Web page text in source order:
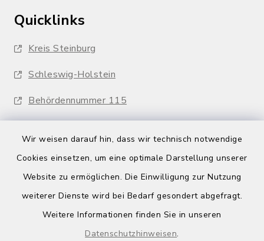
Wir weisen darauf hin, dass wir technisch notwendige
Cookies einsetzen, um eine optimale Darstellung unserer
Website zu ermöglichen. Die Einwilligung zur Nutzung
weiterer Dienste wird bei Bedarf gesondert abgefragt.
Weitere Informationen finden Sie in unseren
Datenschutzhinweisen.
Quicklinks
Kreis Steinburg
Schleswig-Holstein
Behördennummer 115
Barrierefreiheit